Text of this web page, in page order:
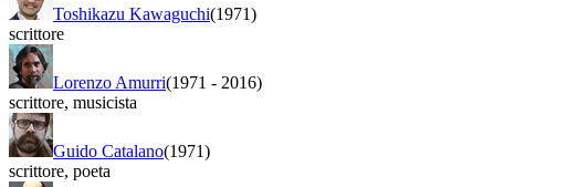
Toshikazu Kawaguchi(1971)
scrittore
Lorenzo Amurri(1971 - 2016)
scrittore, musicista
Guido Catalano(1971)
scrittore, poeta